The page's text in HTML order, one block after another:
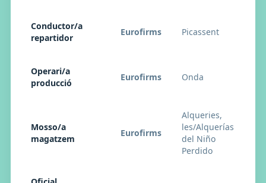
Conductor/a
repartidor
Eurofirms Picassent
Operari/a
producció
Eurofirms Onda
Mosso/a
magatzem
Eurofirms
Alqueries,
les/Alquerías
del Niño
Perdido